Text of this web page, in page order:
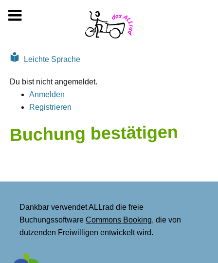
Zum
Leichte Sprache
Du bist nicht angemeldet.
Anmelden
Registrieren
Buchung bestätigen
Dankbar verwendet ALLrad die freie
Buchungssoftware Commons Booking, die von
dutzenden Freiwilligen entwickelt wird.